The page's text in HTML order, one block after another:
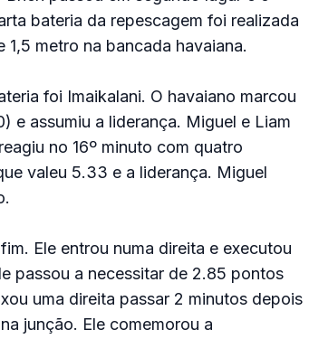
bateria da repescagem foi realizada
metro na bancada havaiana.
foi Imaikalani. O havaiano marcou
e assumiu a liderança. Miguel e Liam
no 16º minuto com quatro
valeu 5.33 e a liderança. Miguel
Ele entrou numa direita e executou
passou a necessitar de 2.85 pontos
uma direita passar 2 minutos depois
junção. Ele comemorou a